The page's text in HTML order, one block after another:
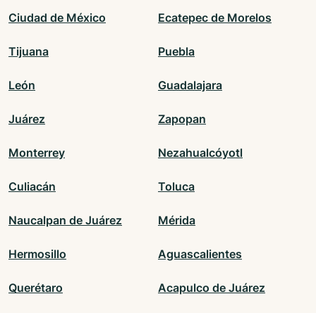
Ciudad de México Ecatepec de Morelos
Tijuana Puebla
León Guadalajara
Juárez Zapopan
Monterrey Nezahualcóyotl
Culiacán Toluca
Naucalpan de Juárez Mérida
Hermosillo Aguascalientes
Querétaro Acapulco de Juárez